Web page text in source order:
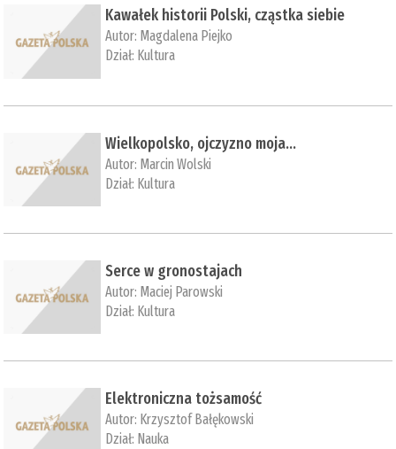
Kawałek historii Polski, cząstka siebie
Autor: Magdalena Piejko
Dział: Kultura
Wielkopolsko, ojczyzno moja…
Autor: Marcin Wolski
Dział: Kultura
Serce w gronostajach
Autor: Maciej Parowski
Dział: Kultura
Elektroniczna tożsamość
Autor: Krzysztof Bałękowski
Dział: Nauka